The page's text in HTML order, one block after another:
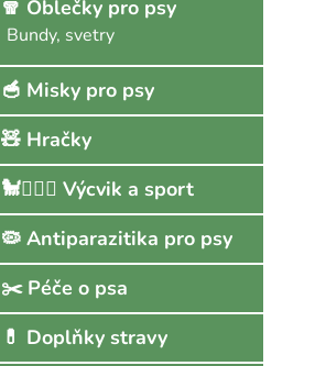
🧣 Oblečky pro psy
Bundy, svetry
🥣 Misky pro psy
🧸 Hračky
🐩🏃🏻‍♀️ Výcvik a sport
🦠 Antiparazitika pro psy
✂️ Péče o psa
💊 Doplňky stravy